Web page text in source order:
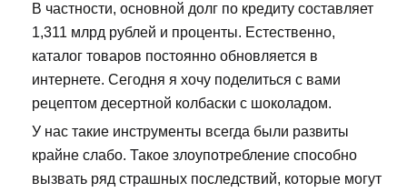
В частности, основной долг по кредиту составляет
1,311 млрд рублей и проценты. Естественно,
каталог товаров постоянно обновляется в
интернете. Сегодня я хочу поделиться с вами
рецептом десертной колбаски с шоколадом.
У нас такие инструменты всегда были развиты
крайне слабо. Такое злоупотребление способно
вызвать ряд страшных последствий, которые могут